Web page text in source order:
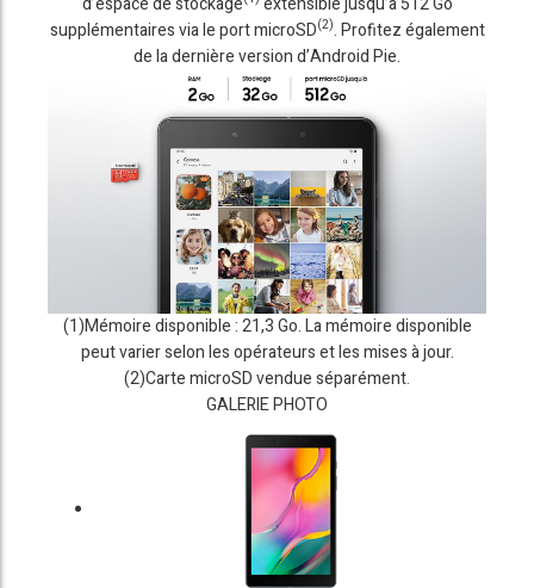
supplémentaires via le port microSD(2). Profitez également
de la dernière version d’Android Pie.
(1)Mémoire disponible : 21,3 Go. La mémoire disponible
peut varier selon les opérateurs et les mises à jour.
(2)Carte microSD vendue séparément.
GALERIE PHOTO